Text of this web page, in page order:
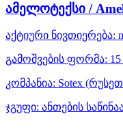
ამელოტექსი /
აქტიური ნივთიერება:
გამოშვების ფორმა:
კომპანია: Sotex
ჯგუფი: ანთების